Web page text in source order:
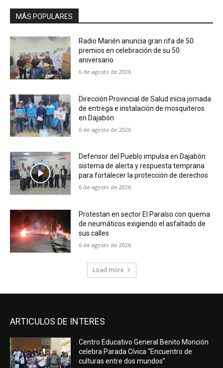
MÁS POPULARES
Radio Marién anuncia gran rifa de 50
premios en celebración de su 50
aniversario
6 de agosto de 2026
Dirección Provincial de Salud inicia jornada
de entrega e instalación de mosquiteros
en Dajabón
6 de agosto de 2026
Defensor del Pueblo impulsa en Dajabón
sistema de alerta y respuesta temprana
para fortalecer la protección de derechos
6 de agosto de 2026
Protestan en sector El Paraíso con quema
de neumáticos exigiendo el asfaltado de
sus calles
6 de agosto de 2026
Load more
ARTICULOS DE INTERES
Centro Educativo General Benito Monción
celebra Parada Cívica “Encuentro de
culturas entre dos mundos”